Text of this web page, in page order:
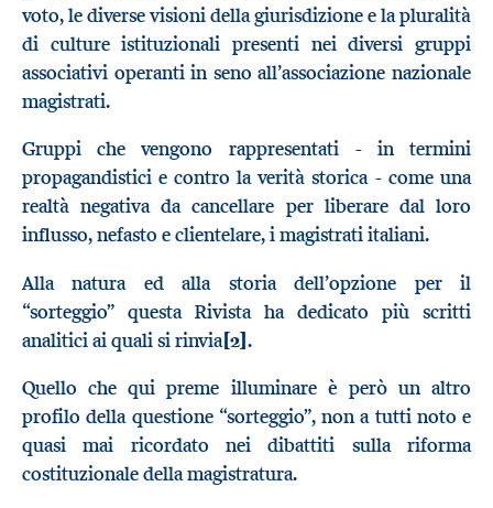
voto, le diverse visioni della giurisdizione e la pluralità
di culture istituzionali presenti nei diversi gruppi
associativi operanti in seno all’associazione nazionale
magistrati.
Gruppi che vengono rappresentati - in termini
propagandistici e contro la verità storica - come una
realtà negativa da cancellare per liberare dal loro
influsso, nefasto e clientelare, i magistrati italiani.
Alla natura ed alla storia dell’opzione per il
“sorteggio” questa Rivista ha dedicato più scritti
analitici ai quali si rinvia[2].
Quello che qui preme illuminare è però un altro
profilo della questione “sorteggio”, non a tutti noto e
quasi mai ricordato nei dibattiti sulla riforma
costituzionale della magistratura.